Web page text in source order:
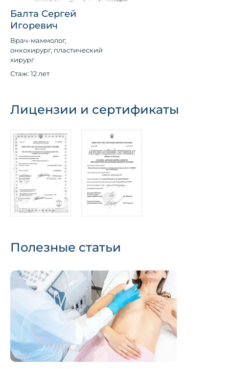
Балта Сергей
Игоревич
Врач-маммолог,
онкохирург, пластический
хирург
Стаж: 12 лет
Лицензии и сертификаты
Полезные статьи